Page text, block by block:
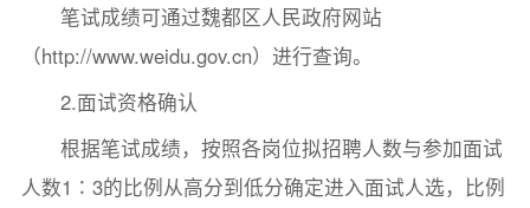
笔试成绩可通过魏都区人民政府网站
（http://www.weidu.gov.cn）进行查询。
2.面试资格确认
根据笔试成绩，按照各岗位拟招聘人数与参加面试
人数1∶3的比例从高分到低分确定进入面试人选，比例